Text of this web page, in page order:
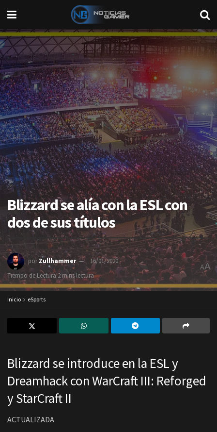
Blizzard se alía con la ESL con
dos de sus títulos
por Zullhammer
16/01/2020
Tiempo de Lectura:2 mins lectura
AA
Inicio eSports
Blizzard se introduce en la ESL y
Dreamhack con WarCraft III: Reforged
y StarCraft II
ACTUALIZADA